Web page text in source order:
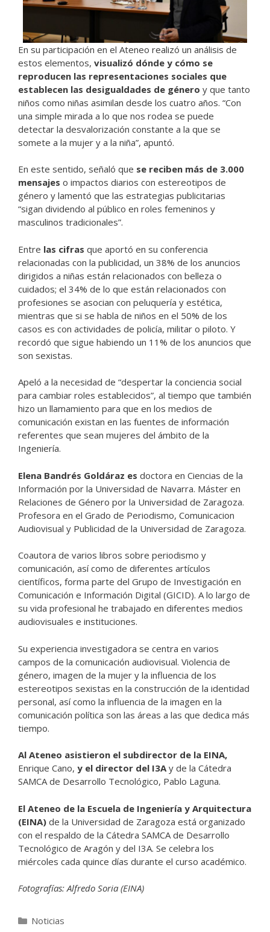
En su participación en el Ateneo realizó un análisis de
estos elementos, visualizó dónde y cómo se
reproducen las representaciones sociales que
establecen las desigualdades de género y que tanto
niños como niñas asimilan desde los cuatro años. “Con
una simple mirada a lo que nos rodea se puede
detectar la desvalorización constante a la que se
somete a la mujer y a la niña”, apuntó.
En este sentido, señaló que se reciben más de 3.000
mensajes o impactos diarios con estereotipos de
género y lamentó que las estrategias publicitarias
“sigan dividendo al público en roles femeninos y
masculinos tradicionales”.
Entre las cifras que aportó en su conferencia
relacionadas con la publicidad, un 38% de los anuncios
dirigidos a niñas están relacionados con belleza o
cuidados; el 34% de lo que están relacionados con
profesiones se asocian con peluquería y estética,
mientras que si se habla de niños en el 50% de los
casos es con actividades de policía, militar o piloto. Y
recordó que sigue habiendo un 11% de los anuncios que
son sexistas.
Apeló a la necesidad de “despertar la conciencia social
para cambiar roles establecidos”, al tiempo que también
hizo un llamamiento para que en los medios de
comunicación existan en las fuentes de información
referentes que sean mujeres del ámbito de la
Ingeniería.
Elena Bandrés Goldáraz es doctora en Ciencias de la
Información por la Universidad de Navarra. Máster en
Relaciones de Género por la Universidad de Zaragoza.
Profesora en el Grado de Periodismo, Comunicacion
Audiovisual y Publicidad de la Universidad de Zaragoza.
Coautora de varios libros sobre periodismo y
comunicación, así como de diferentes artículos
científicos, forma parte del Grupo de Investigación en
Comunicación e Información Digital (GICID). A lo largo de
su vida profesional he trabajado en diferentes medios
audiovisuales e instituciones.
Su experiencia investigadora se centra en varios
campos de la comunicación audiovisual. Violencia de
género, imagen de la mujer y la influencia de los
estereotipos sexistas en la construcción de la identidad
personal, así como la influencia de la imagen en la
comunicación política son las áreas a las que dedica más
tiempo.
Al Ateneo asistieron el subdirector de la EINA,
Enrique Cano, y el director del I3Ay de la Cátedra
SAMCA de Desarrollo Tecnológico, Pablo Laguna.
El Ateneo de la Escuela de Ingeniería y Arquitectura
(EINA) de la Universidad de Zaragoza está organizado
con el respaldo de la Cátedra SAMCA de Desarrollo
Tecnológico de Aragón y del I3A. Se celebra los
miércoles cada quince días durante el curso académico.
Fotografías: Alfredo Soria (EINA)
Categorías
Noticias